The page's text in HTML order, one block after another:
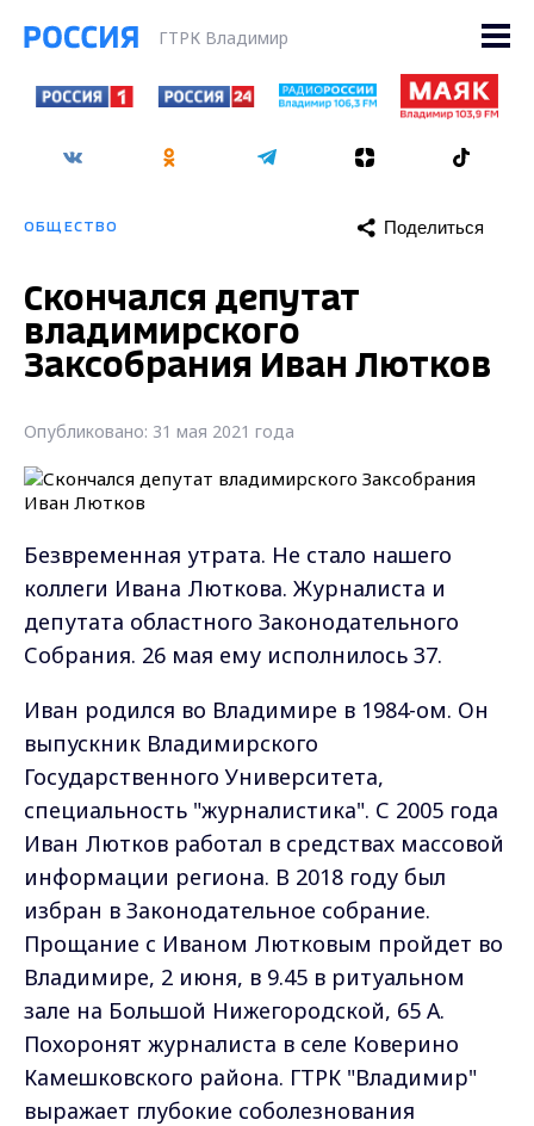
ГТРК Владимир
ОБЩЕСТВО Поделиться
Скончался депутат
владимирского
Заксобрания Иван Лютков
Опубликовано: 31 мая 2021 года
Безвременная утрата. Не стало нашего
коллеги Ивана Люткова. Журналиста и
депутата областного Законодательного
Собрания. 26 мая ему исполнилось 37.
Иван родился во Владимире в 1984-ом. Он
выпускник Владимирского
Государственного Университета,
специальность "журналистика". С 2005 года
Иван Лютков работал в средствах массовой
информации региона. В 2018 году был
избран в Законодательное собрание.
Прощание с Иваном Лютковым пройдет во
Владимире, 2 июня, в 9.45 в ритуальном
зале на Большой Нижегородской, 65 А.
Похоронят журналиста в селе Коверино
Камешковского района. ГТРК "Владимир"
выражает глубокие соболезнования